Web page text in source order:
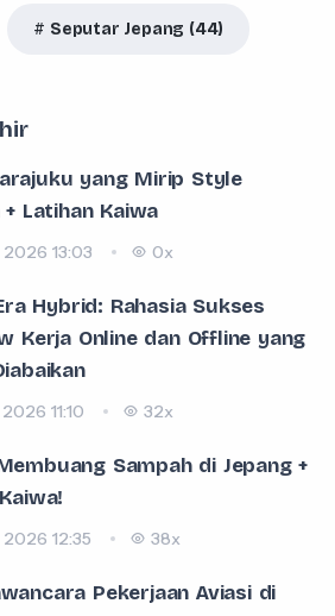
Seputar Jepang (44)
yang Mirip Style
Latihan Kaiwa
13:03 0x
Hybrid: Rahasia Sukses
Kerja Online dan Offline yang
11:10 32x
Sampah di Jepang +
12:35 38x
Pekerjaan Aviasi di